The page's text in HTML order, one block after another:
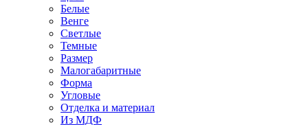
Белые
Венге
Светлые
Темные
Размер
Малогабаритные
Форма
Угловые
Отделка и материал
Из МДФ